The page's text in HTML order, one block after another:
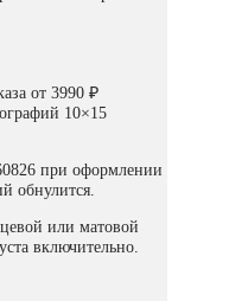
от 3990 ₽
10×15
при оформлении
обнулится.
или матовой
включительно.